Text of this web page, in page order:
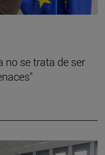
no se trata de ser